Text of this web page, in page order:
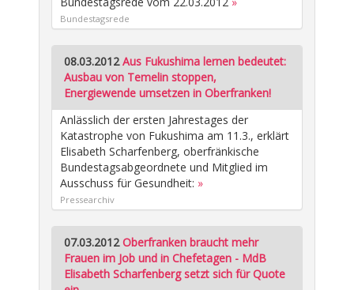
Bundestagsrede
08.03.2012 Aus Fukushima lernen bedeutet:
Ausbau von Temelin stoppen,
Energiewende umsetzen in Oberfranken!
Anlässlich der ersten Jahrestages der
Katastrophe von Fukushima am 11.3., erklärt
Elisabeth Scharfenberg, oberfränkische
Bundestagsabgeordnete und Mitglied im
Ausschuss für Gesundheit: »
Pressearchiv
07.03.2012 Oberfranken braucht mehr
Frauen im Job und in Chefetagen - MdB
Elisabeth Scharfenberg setzt sich für Quote